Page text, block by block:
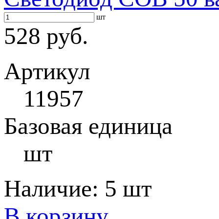
шт
528 руб.
Артикул
11957
Базовая единица
шт
Наличие: 5 шт